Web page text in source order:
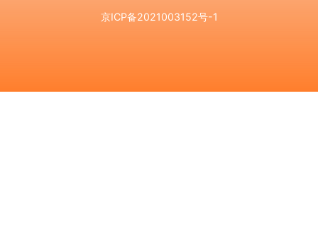
京ICP备2021003152号-1